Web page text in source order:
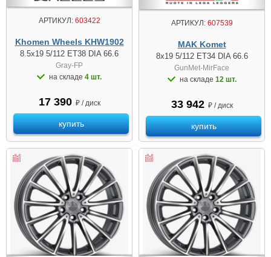
АРТИКУЛ:603422
Khomen Wheels KHW1902
8.5x19 5/112 ET38 DIA 66.6
Gray-FP
на складе 4 шт.
17 390 ₽ / диск
купить
АРТИКУЛ:607539
MAK Komet
8x19 5/112 ET34 DIA 66.6
GunMet-MirFace
на складе 12 шт.
33 942 ₽ / диск
купить